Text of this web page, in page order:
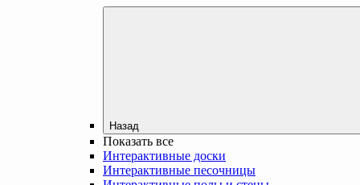
Назад
Показать все
Интерактивные доски
Интерактивные песочницы